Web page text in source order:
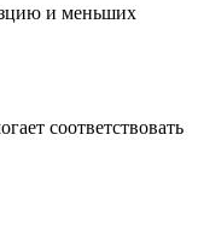
и меньших
соответствовать